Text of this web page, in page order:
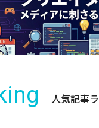
人気記事